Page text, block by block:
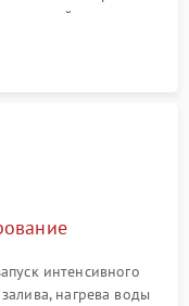
системы,
поплавка.
интенсивного
нагрева воды